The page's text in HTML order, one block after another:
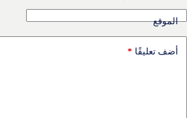
الموقع
أضف تعليقًا *